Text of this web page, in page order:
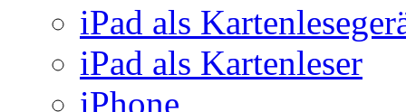
iPad als
iPad als Kartenleser
iPhone